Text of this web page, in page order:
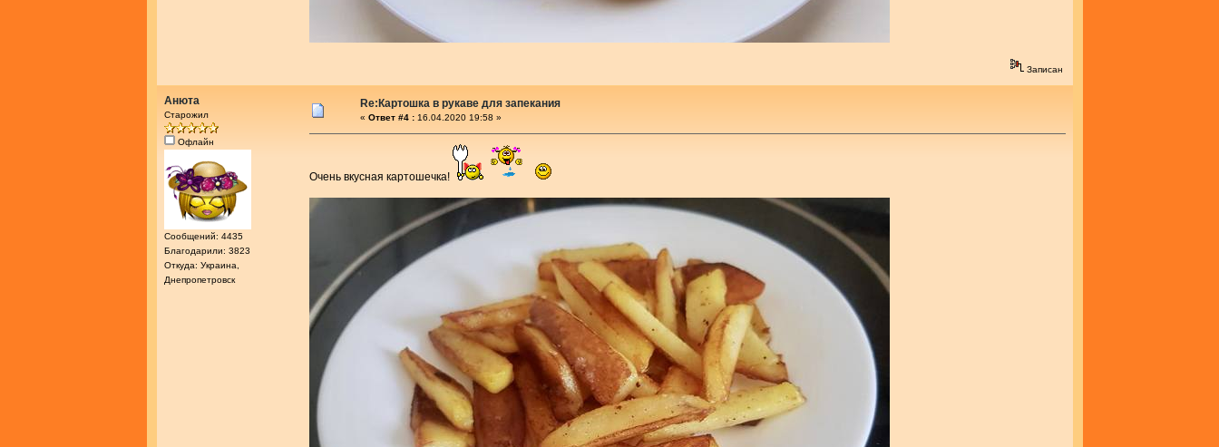
Записан
Анюта
Старожил
Офлайн
Сообщений: 4435
Благодарили: 3823
Откуда: Украина,
Днепропетровск
Re:Картошка в рукаве для запекания
« Ответ #4 : 16.04.2020 19:58 »
Очень вкусная картошечка!